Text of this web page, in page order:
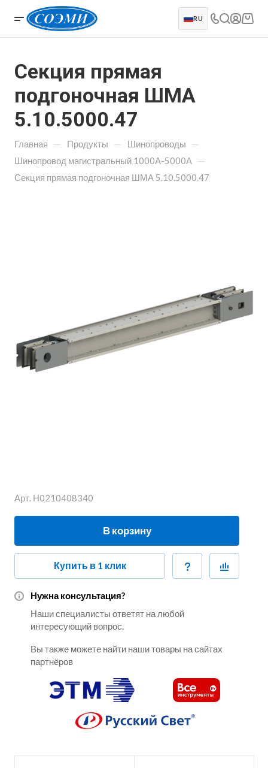
RU
Секция прямая
подгоночная ШМА
5.10.5000.47
Главная — Продукты — Шинопроводы —
Шинопровод магистральный 1000А-5000А —
Секция прямая подгоночная ШМА 5.10.5000.47
Арт. Н0210408340
В корзину
Купить в 1 клик
Нужна консультация?
Наши специалисты ответят на любой
интересующий вопрос.
Вы также можете найти наши товары на сайтах
партнёров